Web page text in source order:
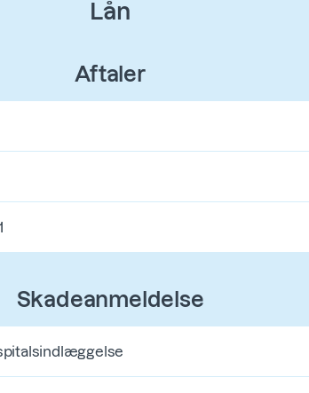
Lån
Aftaler
Skadeanmeldelse